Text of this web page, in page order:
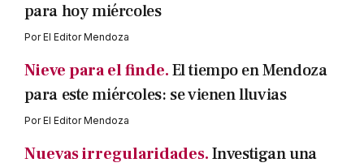
para hoy miércoles
PorEl Editor Mendoza
Nieve para el finde.El tiempo en Mendoza
para este miércoles: se vienen lluvias
PorEl Editor Mendoza
Nuevas irregularidades.Investigan una